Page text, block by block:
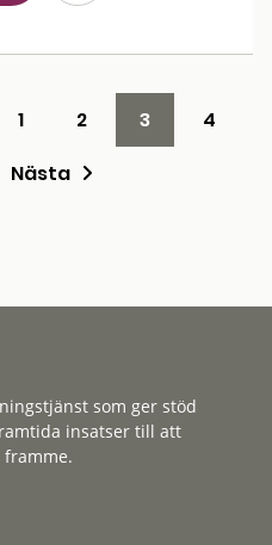
1 2 3
4
Nästa
som ger stöd
insatser till att